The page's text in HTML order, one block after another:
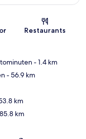
Restaurants
- 1.4 km
- 56.9 km
km
km